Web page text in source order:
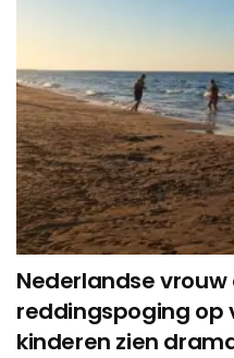
Nederlandse
reddingspoging op
kinderen zien